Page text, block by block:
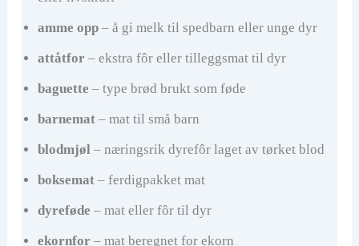
amme opp– å gi melk til spedbarn eller unge dyr
attåtfor – ekstra fôr eller tilleggsmat til dyr
baguette – type brød brukt som føde
barnemat– mat til små barn
blodmjøl– næringsrik dyrefôr laget av tørket blod
boksemat– ferdigpakket mat
dyreføde – mat eller fôr til dyr
ekornfor – mat beregnet for ekorn